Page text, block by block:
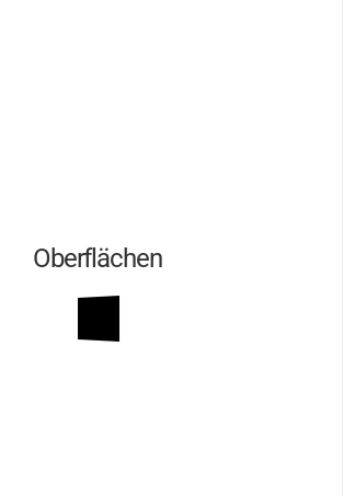
Oberflächen